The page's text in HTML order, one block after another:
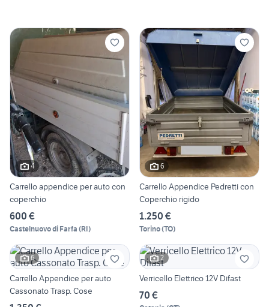
4
Carrello appendice per auto con
coperchio
600 €
Castelnuovo di Farfa (RI)
6
Carrello Appendice Pedretti con
Coperchio rigido
1.250 €
Torino(TO)
6
Carrello Appendice per auto
Cassonato Trasp. Cose
2
Verricello Elettrico 12V Difast
70 €